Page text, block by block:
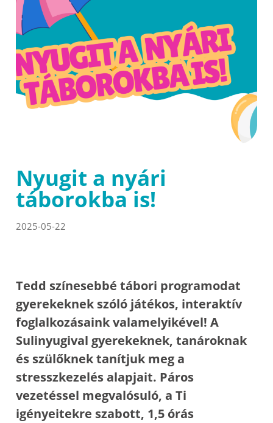
Nyugit a nyári
táborokba is!
2025-05-22
Tedd színesebbé tábori programodat
gyerekeknek szóló játékos, interaktív
foglalkozásaink valamelyikével! A
Sulinyugival gyerekeknek, tanároknak
és szülőknek tanítjuk meg a
stresszkezelés alapjait. Páros
vezetéssel megvalósuló, a Ti
igényeitekre szabott, 1,5 órás